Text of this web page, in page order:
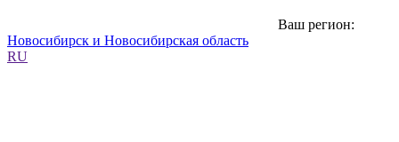
Ваш регион:
Новосибирск и Новосибирская область
RU